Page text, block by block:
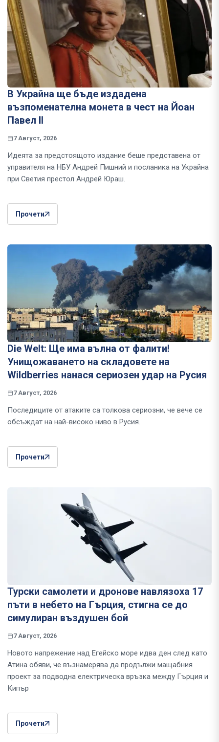
В Украйна ще бъде издадена
възпоменателна монета в чест на Йоан
Павел II
7 Август, 2026
Идеята за предстоящото издание беше представена от
управителя на НБУ Андрей Пишний и посланика на Украйна
при Светия престол Андрей Юраш.
Прочети
Die Welt: Ще има вълна от фалити!
Унищожаването на складовете на
Wildberries нанася сериозен удар на Русия
7 Август, 2026
Последиците от атаките са толкова сериозни, че вече се
обсъждат на най-високо ниво в Русия.
Прочети
Турски самолети и дронове навлязоха 17
пъти в небето на Гърция, стигна се до
симулиран въздушен бой
7 Август, 2026
Новото напрежение над Егейско море идва ден след като
Атина обяви, че възнамерява да продължи мащабния
проект за подводна електрическа връзка между Гърция и
Кипър
Прочети